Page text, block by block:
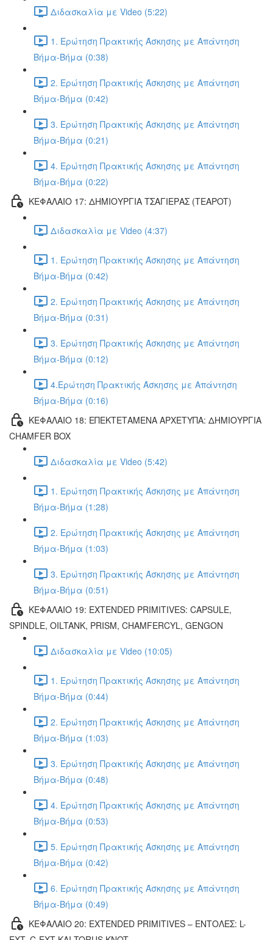
Διδασκαλία με Video (5:22)
1. Ερώτηση Πρακτικής Άσκησης με Απάντηση
Βήμα-Βήμα (0:38)
2. Ερώτηση Πρακτικής Άσκησης με Απάντηση
Βήμα-Βήμα (0:42)
3. Ερώτηση Πρακτικής Άσκησης με Απάντηση
Βήμα-Βήμα (0:21)
4. Ερώτηση Πρακτικής Άσκησης με Απάντηση
Βήμα-Βήμα (0:22)
ΚΕΦΑΛΑΙΟ 17: ΔΗΜΙΟΥΡΓΙΑ ΤΣΑΓΙΕΡΑΣ (TEAPOT)
Διδασκαλία με Video (4:37)
1. Ερώτηση Πρακτικής Άσκησης με Απάντηση
Βήμα-Βήμα (0:42)
2. Ερώτηση Πρακτικής Άσκησης με Απάντηση
Βήμα-Βήμα (0:31)
3. Ερώτηση Πρακτικής Άσκησης με Απάντηση
Βήμα-Βήμα (0:12)
4.Ερώτηση Πρακτικής Άσκησης με Απάντηση
Βήμα-Βήμα (0:16)
ΚΕΦΑΛΑΙΟ 18: ΕΠΕΚΤΕΤΑΜΕΝΑ ΑΡΧΕΤΥΠΑ: ΔΗΜΙΟΥΡΓΙΑ
CHAMFER BOX
Διδασκαλία με Video (5:42)
1. Ερώτηση Πρακτικής Άσκησης με Απάντηση
Βήμα-Βήμα (1:28)
2. Ερώτηση Πρακτικής Άσκησης με Απάντηση
Βήμα-Βήμα (1:03)
3. Ερώτηση Πρακτικής Άσκησης με Απάντηση
Βήμα-Βήμα (0:51)
ΚΕΦΑΛΑΙΟ 19: EXTENDED PRIMITIVES: CAPSULE,
SPINDLE, OILTANK, PRISM, CHAMFERCYL, GENGON
Διδασκαλία με Video (10:05)
1. Ερώτηση Πρακτικής Άσκησης με Απάντηση
Βήμα-Βήμα (0:44)
2. Ερώτηση Πρακτικής Άσκησης με Απάντηση
Βήμα-Βήμα (1:03)
3. Ερώτηση Πρακτικής Άσκησης με Απάντηση
Βήμα-Βήμα (0:48)
4. Ερώτηση Πρακτικής Άσκησης με Απάντηση
Βήμα-Βήμα (0:53)
5. Ερώτηση Πρακτικής Άσκησης με Απάντηση
Βήμα-Βήμα (0:42)
6. Ερώτηση Πρακτικής Άσκησης με Απάντηση
Βήμα-Βήμα (0:49)
ΚΕΦΑΛΑΙΟ 20: EXTENDED PRIMITIVES – ΕΝΤΟΛΕΣ: L-